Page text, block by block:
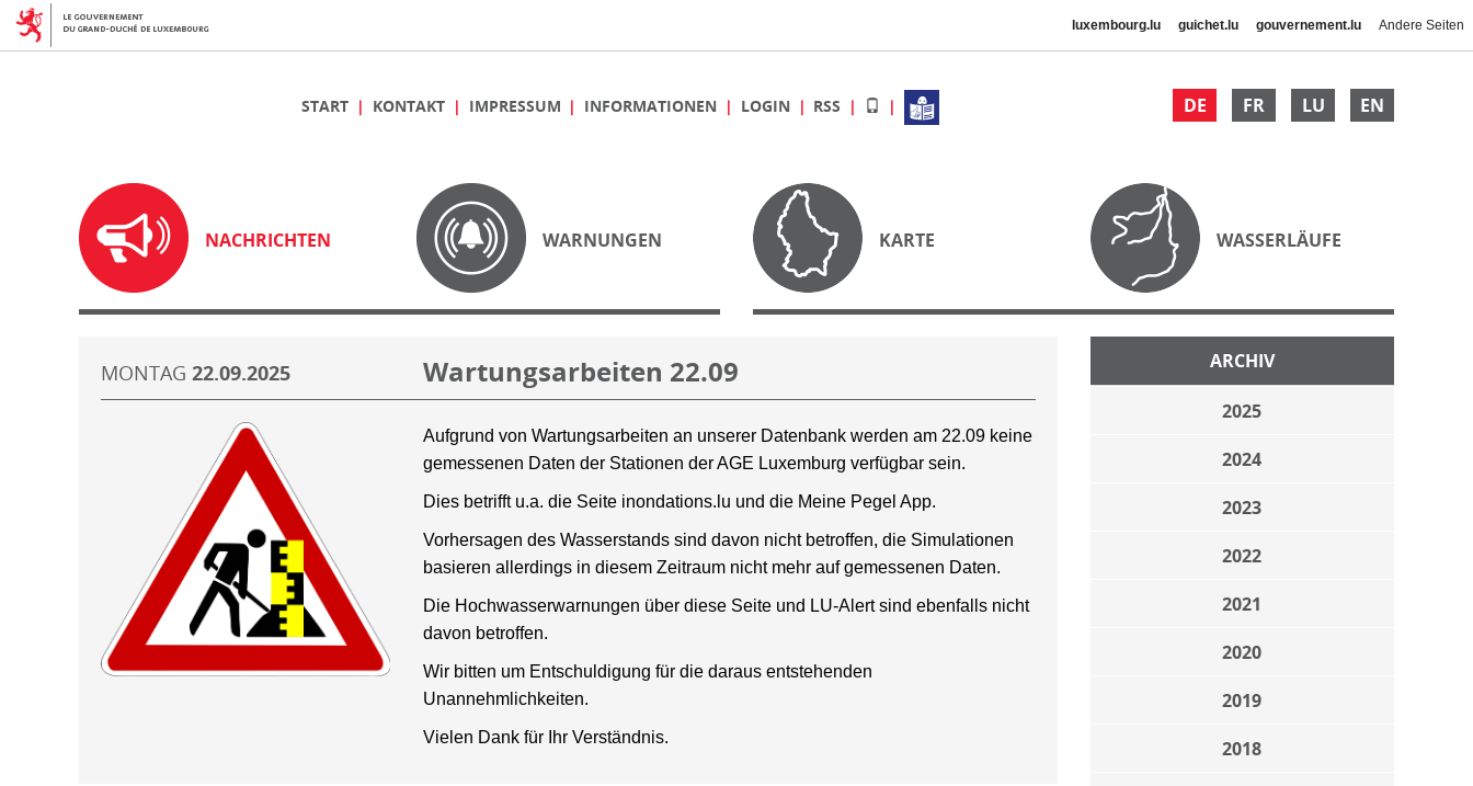
luxembourg.lu guichet.lu gouvernement.lu Andere Seiten
DE FR LU EN
START KONTAKT IMPRESSUM INFORMATIONEN LOGIN RSS
NACHRICHTEN WARNUNGEN KARTE WASSERLÄUFE
ARCHIV
2025
2024
2023
2022
2021
2020
2019
2018
MONTAG 22.09.2025 Wartungsarbeiten 22.09
Aufgrund von Wartungsarbeiten an unserer Datenbank werden am 22.09 keine
gemessenen Daten der Stationen der AGE Luxemburg verfügbar sein.
Dies betrifft u.a. die Seite inondations.lu und die Meine Pegel App.
Vorhersagen des Wasserstands sind davon nicht betroffen, die Simulationen
basieren allerdings in diesem Zeitraum nicht mehr auf gemessenen Daten.
Die Hochwasserwarnungen über diese Seite und LU-Alert sind ebenfalls nicht
davon betroffen.
Wir bitten um Entschuldigung für die daraus entstehenden
Unannehmlichkeiten.
Vielen Dank für Ihr Verständnis.